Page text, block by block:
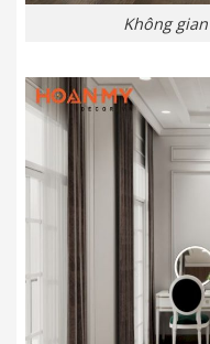
Không